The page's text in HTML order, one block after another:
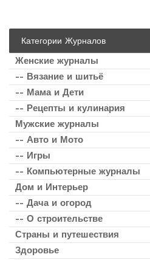
Категории Журналов
Женские журналы
-- Вязание и шитьё
-- Мама и Дети
-- Рецепты и кулинария
Мужские журналы
-- Авто и Мото
-- Игры
-- Компьютерные журналы
Дом и Интерьер
-- Дача и огород
-- О строительстве
Страны и путешествия
Здоровье